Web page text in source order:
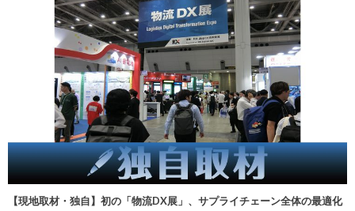
【現地取材・独自】初の「物流DX展」、サプライチェーン全体の最適化